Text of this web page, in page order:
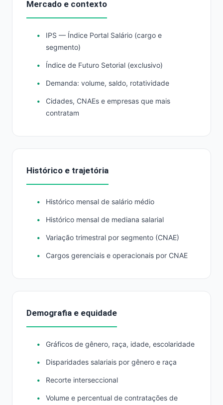
Mercado e contexto
IPS — Índice Portal Salário (cargo e
segmento)
Índice de Futuro Setorial (exclusivo)
Demanda: volume, saldo, rotatividade
Cidades, CNAEs e empresas que mais
contratam
Histórico e trajetória
Histórico mensal de salário médio
Histórico mensal de mediana salarial
Variação trimestral por segmento (CNAE)
Cargos gerenciais e operacionais por CNAE
Demografia e equidade
Gráficos de gênero, raça, idade, escolaridade
Disparidades salariais por gênero e raça
Recorte interseccional
Volume e percentual de contratações de